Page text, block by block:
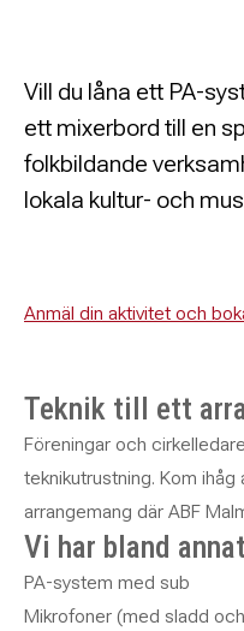
Vill du låna ett PA-
ett mixerbord till en
folkbildande
lokala kultur- och
Anmäl din aktivitet och
Teknik till ett
Föreningar och
teknikutrustning. Kom
arrangemang där ABF
Vi har bland
PA-system med sub
Mikrofoner (med sladd